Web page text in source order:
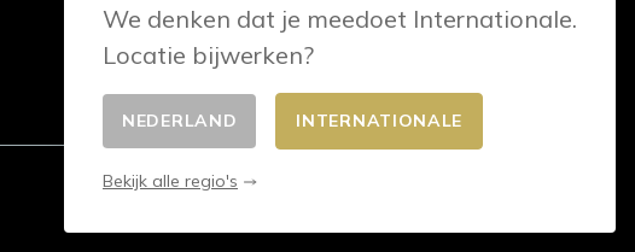
We denken dat je meedoet Internationale.
Locatie bijwerken?
NEDERLAND INTERNATIONALE
Bekijk alle regio's
© 2026 - E-commerce developed by FirstPoint